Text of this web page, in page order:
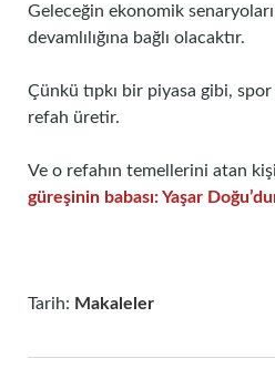
Geleceğin ekonomik
devamlılığına bağlı olacaktır.
Çünkü tıpkı bir piyasa gibi,
refah üretir.
Ve o refahın temellerini atan
güreşinin babası: Yaşar
Tarih: Makaleler